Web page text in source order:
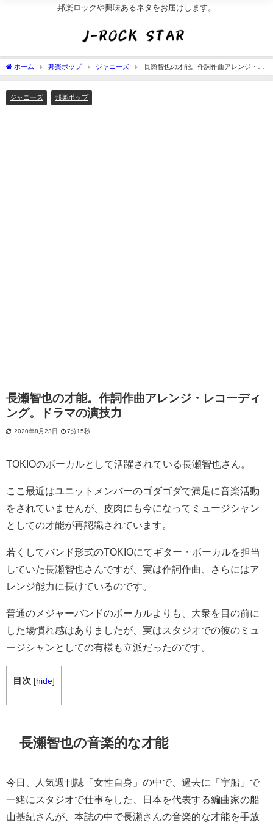
邦楽ロックや興味あるネタをお届けします。
ホーム 邦楽ポップ ジャニーズ
長瀬智也の才能。作詞作曲アレンジ・レ
コーディング。ドラマの演技力
ジャニーズ 邦楽ポップ
長瀬智也の才能。作詞作曲アレンジ・レコーディ
ング。ドラマの演技力
2020年8月23日 7分15秒
TOKIOのボーカルとして活躍されている長瀬智也さん。
ここ最近はユニットメンバーのゴダゴダで満足に音楽活動
をされていませんが、皮肉にも今になってミュージシャン
としての才能が再認識されています。
若くしてバンド形式のTOKIOにてギター・ボーカルを担当
していた長瀬智也さんですが、実は作詞作曲、さらにはア
レンジ能力に長けているのです。
普通のメジャーバンドのボーカルよりも、大衆を目の前に
した場慣れ感はありましたが、実はスタジオでの彼のミュ
ージシャンとしての有様も立派だったのです。
目次 [hide]
長瀬智也の音楽的な才能
今日、人気週刊誌「女性自身」の中で、過去に「宇船」で
一緒にスタジオで仕事をした、日本を代表する編曲家の船
山基紀さんが、本誌の中で長瀬さんの音楽的な才能を手放